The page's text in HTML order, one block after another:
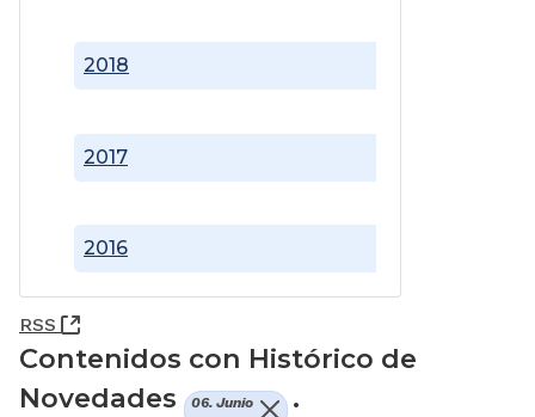
2016
2017
2018
RSS (Abre una nueva ventana)
Contenidos con Histórico de
Novedades
06. Junio .